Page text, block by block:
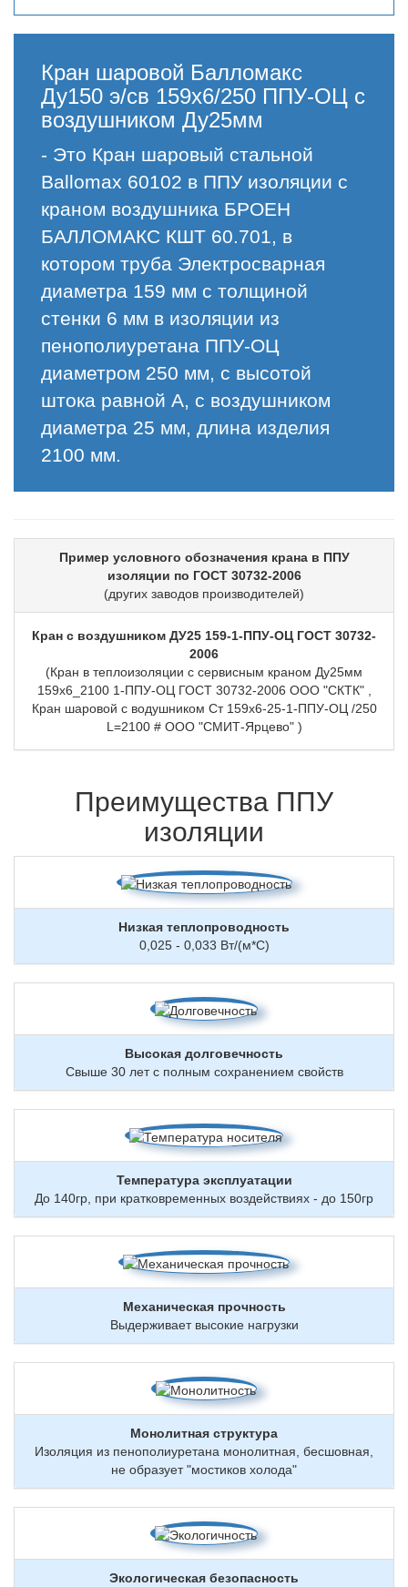
Кран шаровой Балломакс
Ду150 э/св 159х6/250 ППУ-ОЦ с
воздушником Ду25мм
- Это Кран шаровый стальной
Ballomax 60102 в ППУ изоляции с
краном воздушника БРОЕН
БАЛЛОМАКС КШТ 60.701, в
котором труба Электросварная
диаметра 159 мм с толщиной
стенки 6 мм в изоляции из
пенополиуретана ППУ-ОЦ
диаметром 250 мм, с высотой
штока равной А, с воздушником
диаметра 25 мм, длина изделия
2100 мм.
Пример условного обозначения крана в ППУ
изоляции по ГОСТ 30732-2006
(других заводов производителей)
Кран с воздушником ДУ25 159-1-ППУ-ОЦ ГОСТ 30732-
2006
(Кран в теплоизоляции с сервисным краном Ду25мм
159х6_2100 1-ППУ-ОЦ ГОСТ 30732-2006 ООО "СКТК" ,
Кран шаровой с водушником Ст 159х6-25-1-ППУ-ОЦ /250
L=2100 # ООО "СМИТ-Ярцево" )
Преимущества ППУ
изоляции
Низкая теплопроводность
0,025 - 0,033 Вт/(м*С)
Высокая долговечность
Свыше 30 лет с полным сохранением свойств
Температура эксплуатации
До 140гр, при кратковременных воздействиях - до 150гр
Механическая прочность
Выдерживает высокие нагрузки
Монолитная структура
Изоляция из пенополиуретана монолитная, бесшовная,
не образует "мостиков холода"
Экологическая безопасность